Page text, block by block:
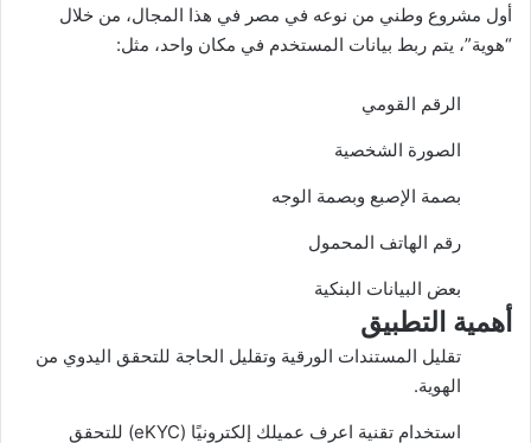
أول مشروع وطني من نوعه في مصر في هذا المجال، من خلال
“هوية”، يتم ربط بيانات المستخدم في مكان واحد، مثل:
الرقم القومي
الصورة الشخصية
بصمة الإصبع وبصمة الوجه
رقم الهاتف المحمول
بعض البيانات البنكية
أهمية التطبيق
تقليل المستندات الورقية وتقليل الحاجة للتحقق اليدوي من
الهوية.
استخدام تقنية اعرف عميلك إلكترونيًا (eKYC) للتحقق